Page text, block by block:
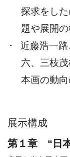
探求をし
題や展開
・
近藤浩一
六、三枝
本画の動向
展示構成
第１章 “日